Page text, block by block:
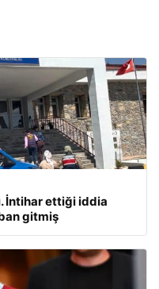
İntihar ettiği iddia
gitmiş